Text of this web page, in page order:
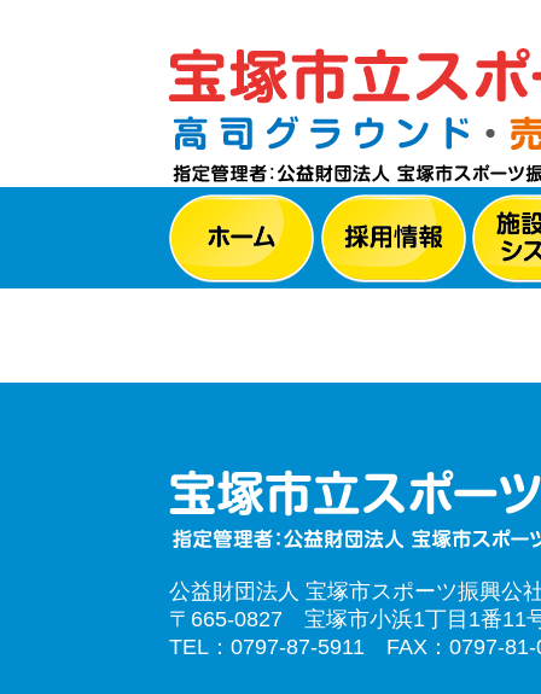
公益財団法人 宝塚市スポーツ振興公
〒665-0827 宝塚市小浜1丁目1番11
TEL：0797-87-5911 FAX：0797-81-